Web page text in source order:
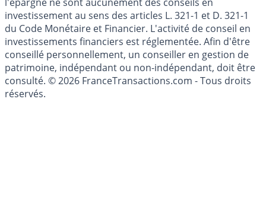
Les articles et commentaires publiés sur le guide de
l'épargne ne sont aucunement des conseils en
investissement au sens des articles L. 321-1 et D. 321-1
du Code Monétaire et Financier. L'activité de conseil en
investissements financiers est réglementée. Afin d'être
conseillé personnellement, un conseiller en gestion de
patrimoine, indépendant ou non-indépendant, doit être
consulté. © 2026 FranceTransactions.com - Tous droits